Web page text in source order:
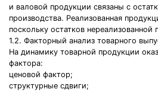
и валовой продукции связаны с
производства. Реализованная
поскольку остатков нереализованной
1.2. Факторный анализ товарного
На динамику товарной продукции
фактора:
ценовой фактор;
структурные сдвиги;